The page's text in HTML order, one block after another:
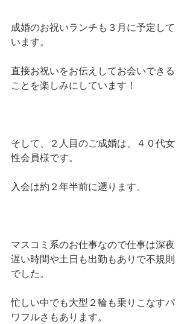
成婚のお祝いランチも３月に予定して
います。
直接お祝いをお伝えしてお会いできる
ことを楽しみにしています！
そして、２人目のご成婚は、４０代女
性会員様です。
入会は約２年半前に遡ります。
マスコミ系のお仕事なので仕事は深夜
遅い時間や土日も出勤もありで不規則
でした。
忙しい中でも大型２輪も乗りこなすパ
ワフルさもあります。